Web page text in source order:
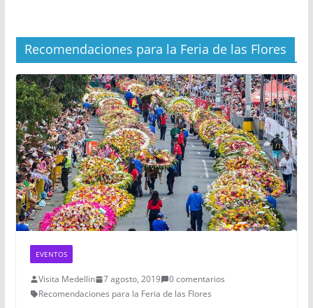
Recomendaciones para la Feria de las Flores
EVENTOS
Visita Medellin 7 agosto, 2019
0 comentarios
Recomendaciones para la Feria de las Flores